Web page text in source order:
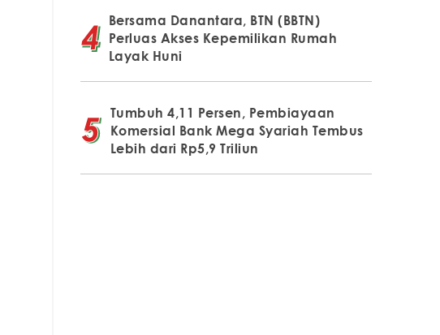
Bersama Danantara, BTN (BBTN)
Perluas Akses Kepemilikan Rumah
Layak Huni
Tumbuh 4,11 Persen, Pembiayaan
Komersial Bank Mega Syariah Tembus
Lebih dari Rp5,9 Triliun